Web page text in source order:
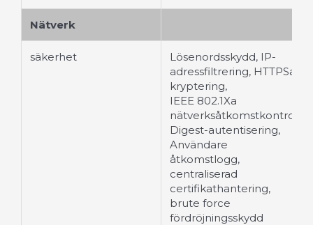
Nätverk
säkerhet
Lösenordsskydd, IP-
adressfiltrering, HTTPSa-
kryptering,
IEEE 802.1Xa
nätverksåtkomstkontroll,
Digest-autentisering,
Användare
åtkomstlogg,
centraliserad
certifikathantering,
brute force
fördröjningsskydd